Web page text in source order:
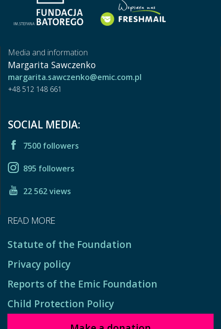
Media and information
Margarita Sawczenko
margarita.sawczenko@emic.com.pl
+48 512 148 661
SOCIAL MEDIA:
7500 followers
895 followers
22 562 views
READ MORE
Statute of the Foundation
Privacy policy
Reports of the Emic Foundation
Child Protection Policy